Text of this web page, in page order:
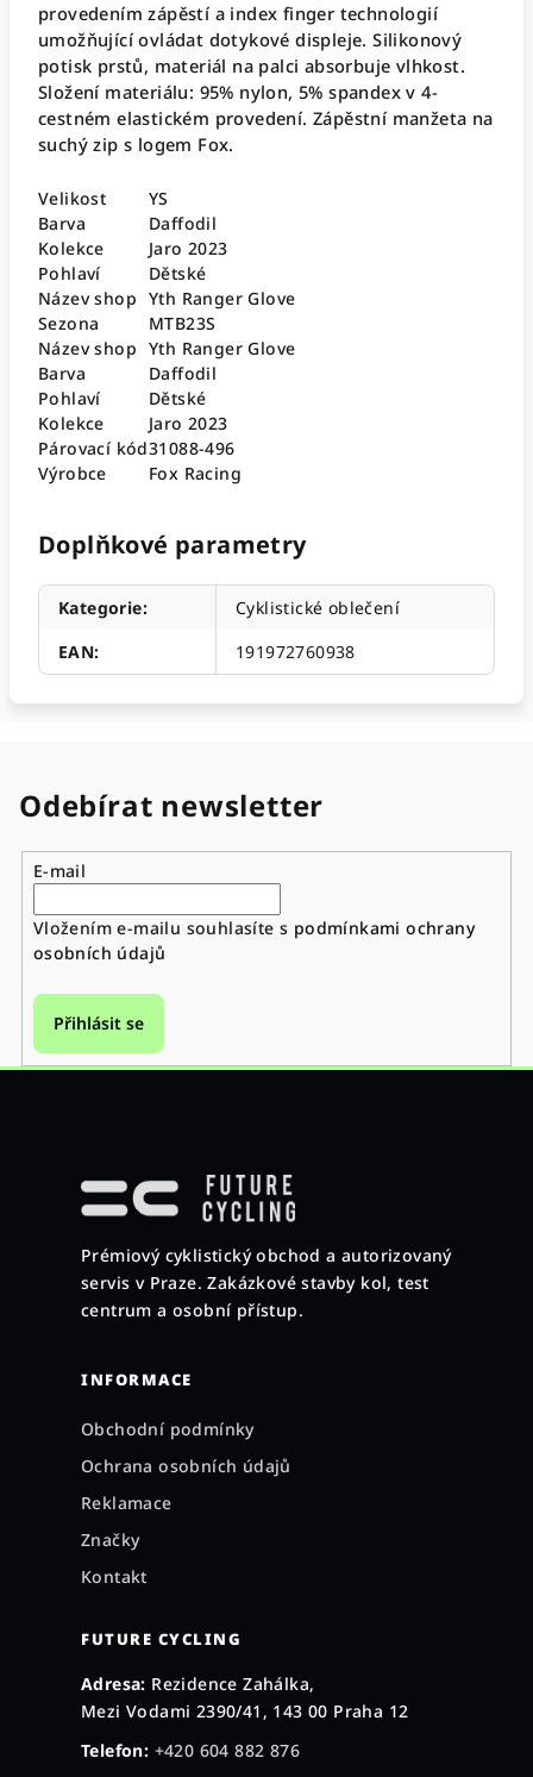
provedením zápěstí a index finger technologií
umožňující ovládat dotykové displeje. Silikonový
potisk prstů, materiál na palci absorbuje vlhkost.
Složení materiálu: 95% nylon, 5% spandex v 4-
cestném elastickém provedení. Zápěstní manžeta na
suchý zip s logem Fox.
Velikost
YS
Barva
Daffodil
Kolekce
Jaro 2023
Pohlaví
Dětské
Název shop Yth Ranger Glove
Sezona
MTB23S
Název shop Yth Ranger Glove
Barva
Daffodil
Pohlaví
Dětské
Kolekce
Jaro 2023
Párovací kód31088-496
Výrobce
Fox Racing
Doplňkové parametry
Kategorie:
Cyklistické oblečení
EAN: 191972760938
Odebírat newsletter
E-mail
Vložením e-mailu souhlasíte s podmínkami ochrany
osobních údajů
Přihlásit se
Prémiový cyklistický obchod a autorizovaný
servis v Praze. Zakázkové stavby kol, test
centrum a osobní přístup.
INFORMACE
Obchodní podmínky
Ochrana osobních údajů
Reklamace
Značky
Kontakt
FUTURE CYCLING
Adresa: Rezidence Zahálka,
Mezi Vodami 2390/41, 143 00 Praha 12
Telefon: +420 604 882 876